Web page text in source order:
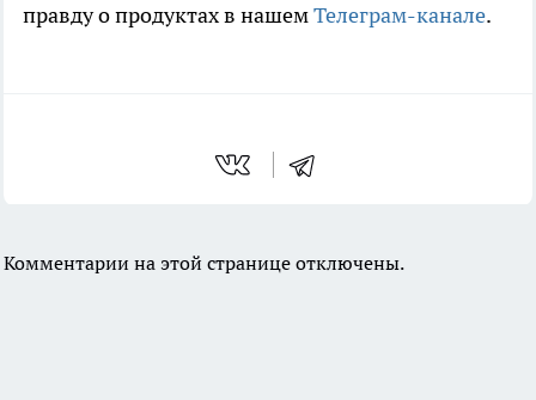
правду о продуктах в нашемТелеграм-канале.
Комментарии на этой странице отключены.